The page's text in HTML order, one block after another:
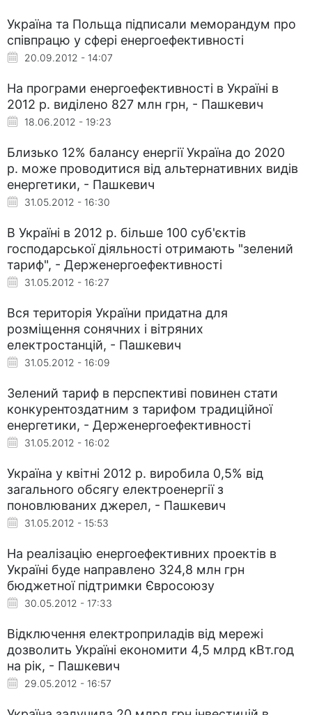
Україна та Польща підписали меморандум про
співпрацю у сфері енергоефективності
20.09.2012 - 14:07
На програми енергоефективності в Україні в
2012 р. виділено 827 млн грн, - Пашкевич
18.06.2012 - 19:23
Близько 12% балансу енергії Україна до 2020
р. може проводитися від альтернативних видів
енергетики, - Пашкевич
31.05.2012 - 16:30
В Україні в 2012 р. більше 100 суб'єктів
господарської діяльності отримають "зелений
тариф", - Держенергоефективності
31.05.2012 - 16:27
Вся територія України придатна для
розміщення сонячних і вітряних
електростанцій, - Пашкевич
31.05.2012 - 16:09
Зелений тариф в перспективі повинен стати
конкурентоздатним з тарифом традиційної
енергетики, - Держенергоефективності
31.05.2012 - 16:02
Україна у квітні 2012 р. виробила 0,5% від
загального обсягу електроенергії з
поновлюваних джерел, - Пашкевич
31.05.2012 - 15:53
На реалізацію енергоефективних проектів в
Україні буде направлено 324,8 млн грн
бюджетної підтримки Євросоюзу
30.05.2012 - 17:33
Відключення електроприладів від мережі
дозволить Україні економити 4,5 млрд кВт.год
на рік, - Пашкевич
29.05.2012 - 16:57